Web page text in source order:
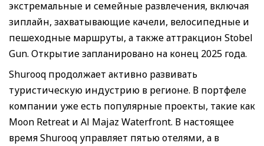
экстремальные и семейные развлечения, включая
зиплайн, захватывающие качели, велосипедные и
пешеходные маршруты, а также аттракцион Stobel
Gun. Открытие запланировано на конец 2025 года.
Shurooq продолжает активно развивать
туристическую индустрию в регионе. В портфеле
компании уже есть популярные проекты, такие как
Moon Retreat и Al Majaz Waterfront. В настоящее
время Shurooq управляет пятью отелями, а в